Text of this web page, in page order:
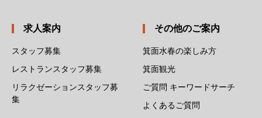
求人案内
スタッフ募集
レストランスタッフ募集
リラクゼーションスタッフ募
集
その他のご案内
箕面水春の楽しみ方
箕面観光
ご質問 キーワードサーチ
よくあるご質問